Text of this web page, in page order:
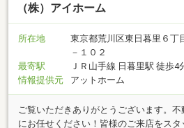
（株）アイホーム
所在地
東京都荒川区東日暮里６丁
－１０２
最寄駅
ＪＲ山手線 日暮里駅 徒歩4
情報提供元
アットホーム
ご覧いただきありがとうございます。
にお任せください！皆様のご来店をス